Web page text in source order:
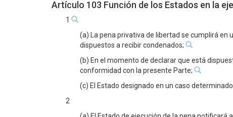
Artículo 103 Función de los Estados en la
1
(a) La pena privativa de libertad se cumplirá en
dispuestos a recibir condenados;
(b) En el momento de declarar que está
conformidad con la presente Parte;
(c) El Estado designado en un caso
2